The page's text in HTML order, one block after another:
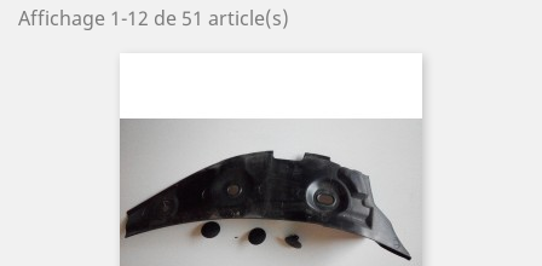
Affichage 1-12 de 51 article(s)